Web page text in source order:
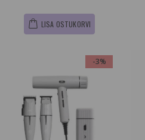
LISA OSTUKORVI
-3%